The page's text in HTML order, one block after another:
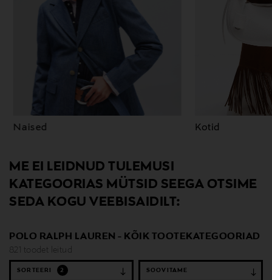
Naised Kotid
ME EI LEIDNUD TULEMUSI
KATEGOORIAS MÜTSID SEEGA OTSIME
SEDA KOGU VEEBISAIDILT:
POLO RALPH LAUREN - KÕIK TOOTEKATEGOORIAD
821 toodet leitud
SORTEERI 2